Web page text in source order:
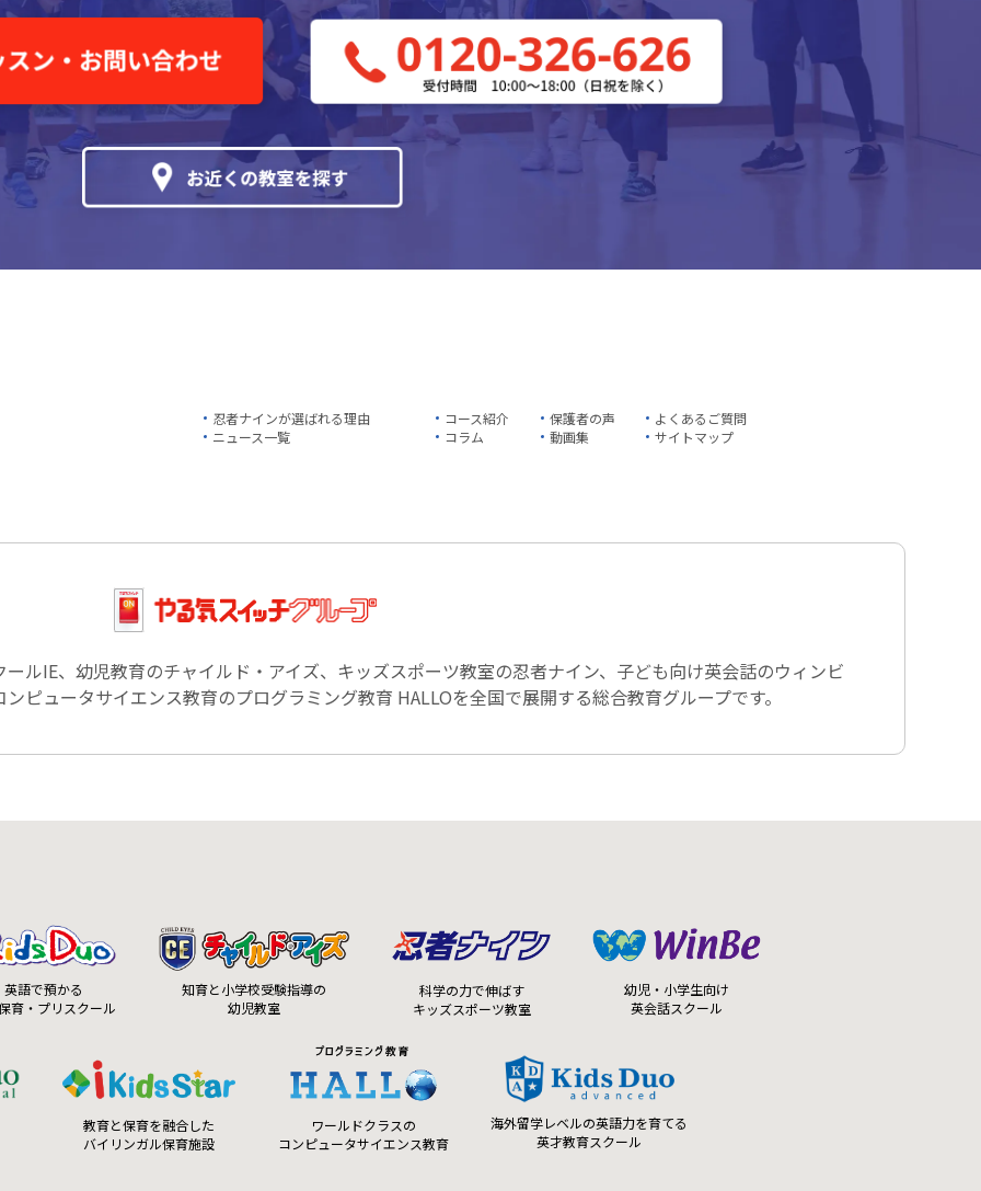
忍者ナインが選ばれる理由 コース紹介 保護者の声
よくあるご質問
ニュース一覧
コラム 動画集 サイトマップ
ルIE、幼児教育のチャイルド・アイズ、キッズスポーツ教室の忍者ナイン、子ども向け英会話のウィンビ
ピュータサイエンス教育のプログラミング教育 HALLOを全国で展開する総合教育グループです。
英語で預かる
育・プリスクール
知育と小学校受験指導の
幼児教室
科学の力で伸ばす
キッズスポーツ教室
幼児・小学生向け
英会話スクール
教育と保育を融合した
バイリンガル保育施設
ワールドクラスの
コンピュータサイエンス教育
海外留学レベルの英語力を育てる
英才教育スクール